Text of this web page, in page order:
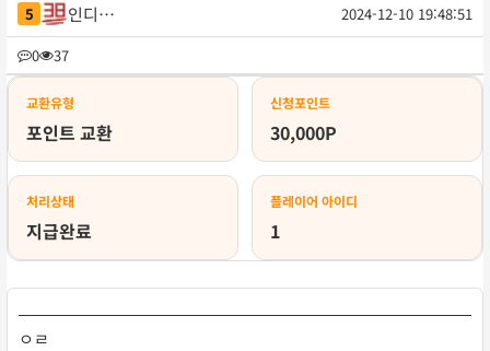
5 인디오바
2024-12-10 19:48:51
0
37
록
교환유형
포인트 교환
신청포인트
30,000P
처리상태
지급완료
플레이어 아이디
1
ㅇㄹ